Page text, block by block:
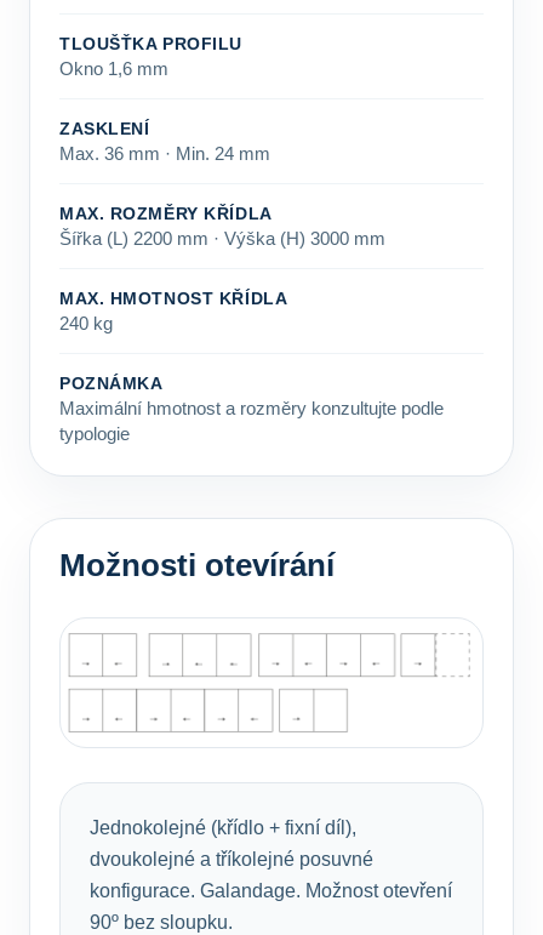
TLOUŠŤKA PROFILU
Okno 1,6 mm
ZASKLENÍ
Max. 36 mm · Min. 24 mm
MAX. ROZMĚRY KŘÍDLA
Šířka (L) 2200 mm · Výška (H) 3000 mm
MAX. HMOTNOST KŘÍDLA
240 kg
POZNÁMKA
Maximální hmotnost a rozměry konzultujte podle
typologie
Možnosti otevírání
Jednokolejné (křídlo + fixní díl),
dvoukolejné a tříkolejné posuvné
konfigurace. Galandage. Možnost otevření
90º bez sloupku.